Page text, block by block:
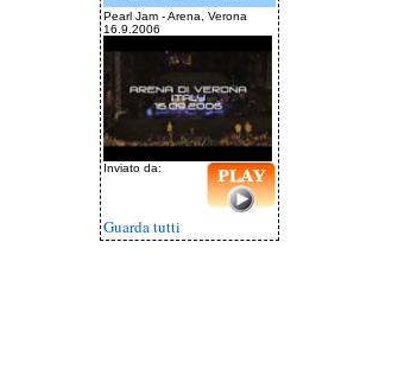
Pearl Jam - Arena, Verona
16.9.2006
Inviato da:
Guarda tutti